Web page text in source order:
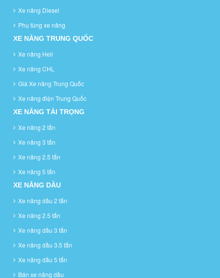
Xe nâng Diesel
Phụ tùng xe nâng
XE NÂNG TRUNG QUỐC
Xe nâng Heli
Xe nâng CHL
Giá Xe nâng Trung Quốc
Xe nâng điện Trung Quốc
XE NÂNG TẢI TRỌNG
Xe nâng 2 tấn
Xe nâng 3 tấn
Xe nâng 2.5 tấn
Xe nâng 5 tấn
XE NÂNG DẦU
Xe nâng dầu 2 tấn
Xe nâng 2.5 tấn
Xe nâng dầu 3 tấn
Xe nâng dầu 3.5 tấn
Xe nâng dầu 5 tấn
Bán xe nâng dầu